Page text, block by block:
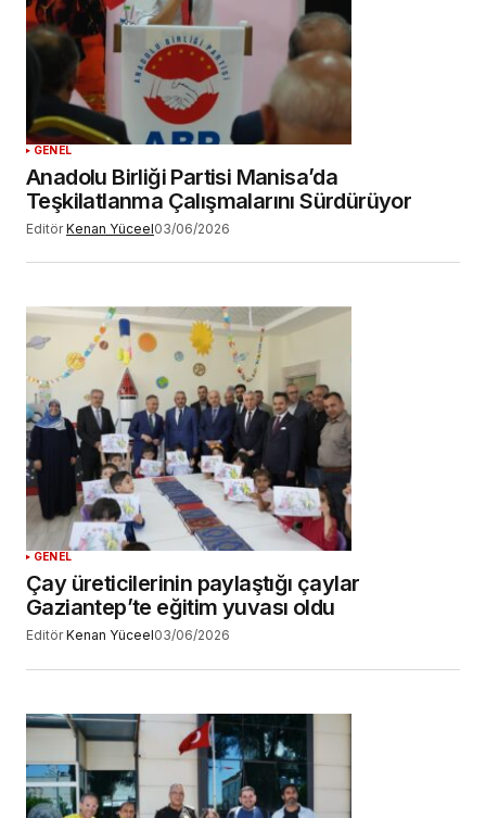
GENEL
Anadolu Birliği Partisi Manisa’da
Teşkilatlanma Çalışmalarını Sürdürüyor
Editör Kenan Yüceel03/06/2026
GENEL
Çay üreticilerinin paylaştığı çaylar
Gaziantep’te eğitim yuvası oldu
Editör Kenan Yüceel03/06/2026